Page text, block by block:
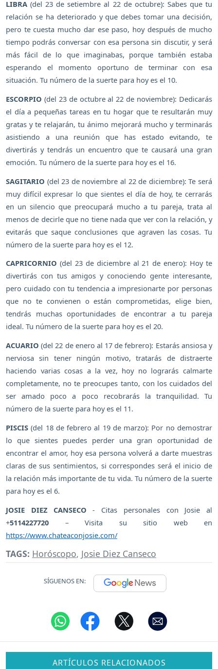
LIBRA (del 23 de setiembre al 22 de octubre): Sabes que tu
relación se ha deteriorado y que debes tomar una decisión,
pero te cuesta mucho dar ese paso, hoy después de mucho
tiempo podrás conversar con esa persona sin discutir, y será
más fácil de lo que imaginabas, porque también estaba
esperando el momento oportuno de terminar con esa
situación. Tu número de la suerte para hoy es el 10.
ESCORPIO (del 23 de octubre al 22 de noviembre): Dedicarás
el día a pequeñas tareas en tu hogar que te resultarán muy
gratas y te relajarán, tu ánimo mejorará mucho y terminarás
asistiendo a una reunión que has estado evitando, te
divertirás y tendrás un encuentro que te causará una gran
emoción. Tu número de la suerte para hoy es el 16.
SAGITARIO (del 23 de noviembre al 22 de diciembre): Te será
muy difícil expresar lo que sientes el día de hoy, te cerrarás
en un silencio que preocupará mucho a tu pareja, trata al
menos de decirle que no tiene nada que ver con la relación, y
evitarás que saque conclusiones que agraven las cosas. Tu
número de la suerte para hoy es el 12.
CAPRICORNIO (del 23 de diciembre al 21 de enero): Hoy te
divertirás con tus amigos y conociendo gente interesante,
pero cuidado con tu tendencia a impresionarte por personas
que no te convienen o están comprometidas, elige bien,
tendrás muchas oportunidades de encontrar a tu pareja
ideal. Tu número de la suerte para hoy es el 20.
ACUARIO (del 22 de enero al 17 de febrero): Estarás ansiosa y
nerviosa sin tener ningún motivo, tratarás de distraerte
haciendo varias cosas a la vez, hoy no lograrás calmarte
completamente, no te preocupes tanto, con los cuidados del
ser amado poco a poco recobrarás la tranquilidad. Tu
número de la suerte para hoy es el 11.
PISCIS (del 18 de febrero al 19 de marzo): Por no demostrar
lo que sientes puedes perder una gran oportunidad de
encontrar el amor, hoy esa persona volverá a darte muestras
claras de sus sentimientos, si correspondes será el inicio de
la relación más importante de tu vida. Tu número de la suerte
para hoy es el 6.
JOSIE DIEZ CANSECO - Citas personales con Josie al
+5114227720 – Visita su sitio web en
https://www.chateaconjosie.com/
TAGS: Horóscopo, Josie Diez Canseco
SÍGUENOS EN:
ARTÍCULOS RELACIONADOS